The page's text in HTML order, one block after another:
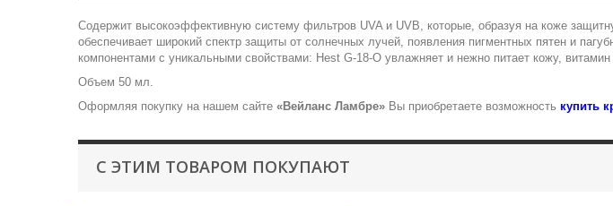
Содержит высокоэффективную систему фильтров UVA и UVB, которые, образуя на коже
обеспечивает широкий спектр защиты от солнечных лучей, появления пигментных пятен и
компонентами с уникальными свойствами: Hest G-18-О увлажняет и нежно питает кожу,
Объем 50 мл.
Оформляя покупку на нашем сайте «Вейланс Ламбре» Вы приобретаете возможность купить
С ЭТИМ ТОВАРОМ ПОКУПАЮТ